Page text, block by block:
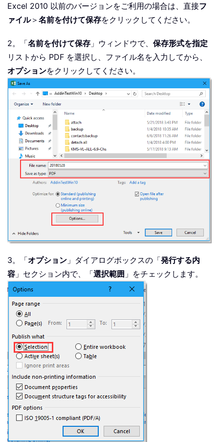
Excel 2010 以前のバージョンをご利用の場合は、直接フ
ァイル＞ 名前を付けて保存をクリックしてください。
2。「名前を付けて保存 」ウィンドウで、 保存形式を指定
リストから PDF を選択し、ファイル名を入力してから、
オプションをクリックしてください。
3。「オプション 」ダイアログボックスの「発行する内
容 」セクション内で、「選択範囲 」をチェックします。